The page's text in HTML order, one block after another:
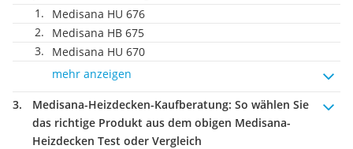
Medisana HU 676
Medisana HB 675
Medisana HU 670
mehr anzeigen
Medisana-Heizdecken-Kaufberatung: So wählen Sie
das richtige Produkt aus dem obigen Medisana-
Heizdecken Test oder Vergleich